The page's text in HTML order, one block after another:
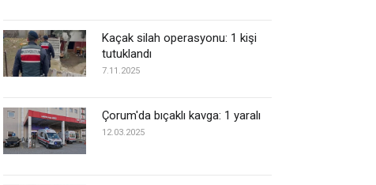
Kaçak silah operasyonu: 1 kişi
tutuklandı
7.11.2025
Çorum'da bıçaklı kavga: 1 yaralı
12.03.2025